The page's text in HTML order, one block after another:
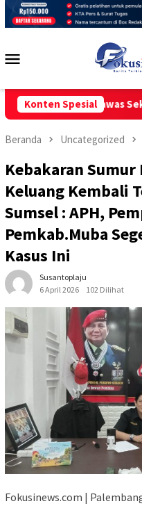
Loncat
Konten Spesial
Pengawas Sekolah
Beranda Uncategorized
Kebakaran
Keluang Kembali
Sumsel : APH,
Pemkab.Muba
Kasus Ini
Susantoplaju
6 April 2026
102 Dilihat
Fokusinews.com |